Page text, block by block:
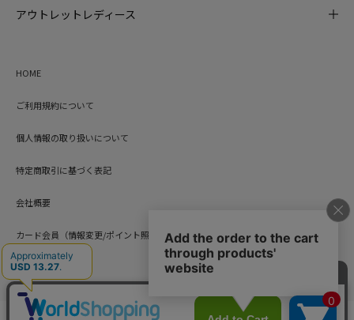
アウトレットレディース
HOME
ご利用規約について
個人情報の取り扱いについて
特定商取引に基づく表記
会社概要
カード会員（情報変更/ポイント照会）
お問い合わせ